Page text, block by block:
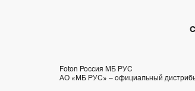
Foton Россия МБ РУС
АО «МБ РУС» – официальный